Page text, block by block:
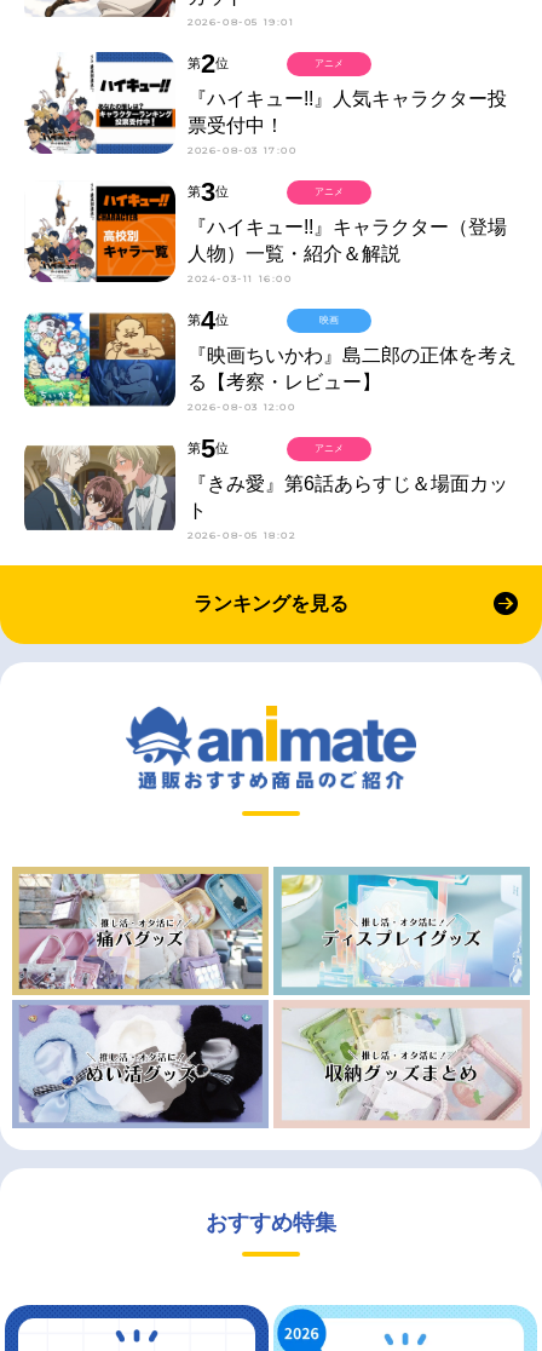
2026-08-05 19:01
第2位
『ハイキュー!!』人気キャラクター投
票受付中！
2026-08-03 17:00
アニメ
第3位
『ハイキュー!!』キャラクター（登場
人物）一覧・紹介＆解説
2024-03-11 16:00
アニメ
第4位
『映画ちいかわ』島二郎の正体を考え
る【考察・レビュー】
2026-08-03 12:00
映画
第5位
『きみ愛』第6話あらすじ＆場面カッ
ト
2026-08-05 18:02
アニメ
ランキングを見る
おすすめ特集